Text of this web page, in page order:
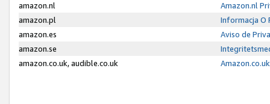
amazon.nl
Amazon.nl
amazon.pl
Informacja O
amazon.es
Aviso de
amazon.se
amazon.co.uk, audible.co.uk